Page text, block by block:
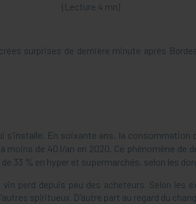
(Lecture 4 mn)
surprises de dernière minute après
s’installe. En soixante ans, la
moins de 40 l/an en 2020. Ce phénomène de
33 % en hyper et supermarchés, selon les
perd depuis peu des acheteurs. Selon les
spiritueux. D'autre part au regard du